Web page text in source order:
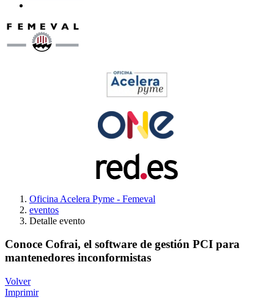
Oficina Acelera Pyme - Femeval
eventos
Detalle evento
Conoce Cofrai, el software de gestión PCI para
mantenedores inconformistas
Volver
Imprimir